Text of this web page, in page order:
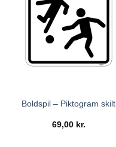
Boldspil – Piktogram skilt
69,00 kr.